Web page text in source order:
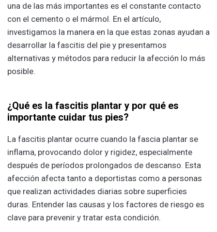
una de las más importantes es el constante contacto
con el cemento o el mármol. En el artículo,
investigamos la manera en la que estas zonas ayudan a
desarrollar la fascitis del pie y presentamos
alternativas y métodos para reducir la afección lo más
posible.
¿Qué es la fascitis plantar y por qué es
importante cuidar tus pies?
La fascitis plantar ocurre cuando la fascia plantar se
inflama, provocando dolor y rigidez, especialmente
después de períodos prolongados de descanso. Esta
afección afecta tanto a deportistas como a personas
que realizan actividades diarias sobre superficies
duras. Entender las causas y los factores de riesgo es
clave para prevenir y tratar esta condición.